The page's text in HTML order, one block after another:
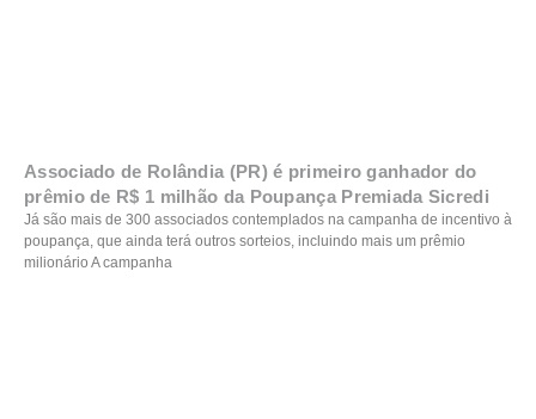
Associado de Rolândia (PR) é primeiro ganhador do
prêmio de R$ 1 milhão da Poupança Premiada Sicredi
Já são mais de 300 associados contemplados na campanha de incentivo à
poupança, que ainda terá outros sorteios, incluindo mais um prêmio
milionário A campanha